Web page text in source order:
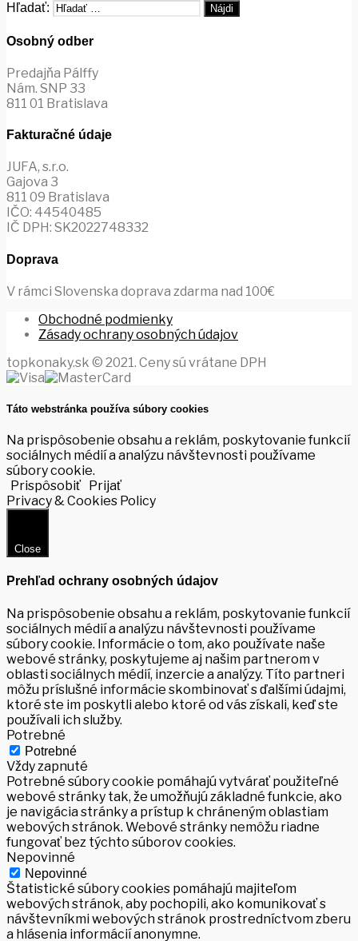
Hľadať:
Osobný odber
Predajňa Pálffy
Nám. SNP 33
811 01 Bratislava
Fakturačné údaje
JUFA, s.r.o.
Gajova 3
811 09 Bratislava
IČO: 44540485
IČ DPH: SK2022748332
Doprava
V rámci Slovenska doprava zdarma nad 100€
Obchodné podmienky
Zásady ochrany osobných údajov
topkonaky.sk © 2021. Ceny sú vrátane DPH
Táto webstránka používa súbory cookies
Na prispôsobenie obsahu a reklám, poskytovanie funkcií
sociálnych médií a analýzu návštevnosti používame
súbory cookie.
Prispôsobiť
Prijať
Privacy & Cookies Policy
Close
Prehľad ochrany osobných údajov
Na prispôsobenie obsahu a reklám, poskytovanie funkcií
sociálnych médií a analýzu návštevnosti používame
súbory cookie. Informácie o tom, ako používate naše
webové stránky, poskytujeme aj našim partnerom v
oblasti sociálnych médií, inzercie a analýzy. Títo partneri
môžu príslušné informácie skombinovať s ďalšími údajmi,
ktoré ste im poskytli alebo ktoré od vás získali, keď ste
používali ich služby.
Potrebné
Potrebné
Vždy zapnuté
Potrebné súbory cookie pomáhajú vytvárať použiteľné
webové stránky tak, že umožňujú základné funkcie, ako
je navigácia stránky a prístup k chráneným oblastiam
webových stránok. Webové stránky nemôžu riadne
fungovať bez týchto súborov cookies.
Nepovinné
Nepovinné
Štatistické súbory cookies pomáhajú majiteľom
webových stránok, aby pochopili, ako komunikovať s
návštevníkmi webových stránok prostredníctvom zberu
a hlásenia informácií anonymne.